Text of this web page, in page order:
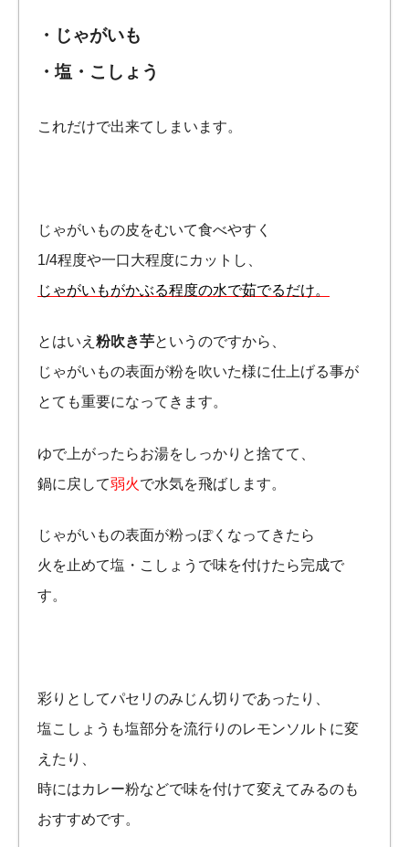
・じゃがいも
・塩・こしょう
これだけで出来てしまいます。
じゃがいもの皮をむいて食べやすく
1/4程度や一口大程度にカットし、
じゃがいもがかぶる程度の水で茹でるだけ。
とはいえ 粉吹き芋というのですから、
じゃがいもの表面が粉を吹いた様に仕上げる事が
とても重要になってきます。
ゆで上がったらお湯をしっかりと捨てて、
鍋に戻して弱火で水気を飛ばします。
じゃがいもの表面が粉っぽくなってきたら
火を止めて塩・こしょうで味を付けたら完成で
す。
彩りとしてパセリのみじん切りであったり、
塩こしょうも塩部分を流行りのレモンソルトに変
えたり、
時にはカレー粉などで味を付けて変えてみるのも
おすすめです。